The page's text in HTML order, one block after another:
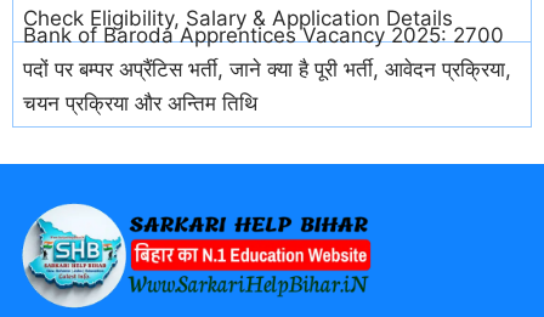
Check Eligibility, Salary & Application Details
Bank of Baroda Apprentices Vacancy 2025: 2700
पदों पर बम्पर अप्रैंटिस भर्ती, जाने क्या है पूरी भर्ती, आवेदन प्रक्रिया,
चयन प्रक्रिया और अन्तिम तिथि